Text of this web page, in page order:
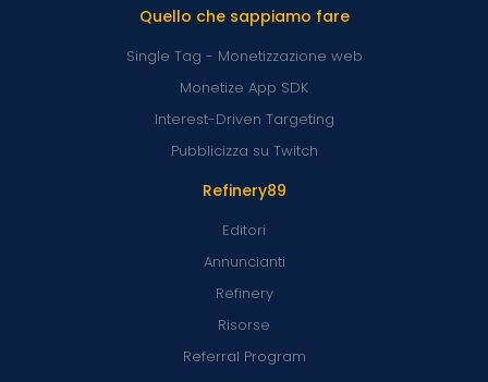
Refinery89
Editori
Annuncianti
Refinery
Risorse
Referral Program
Quello che sappiamo fare
Single Tag - Monetizzazione web
Monetize App SDK
Interest-Driven Targeting
Pubblicizza su Twitch